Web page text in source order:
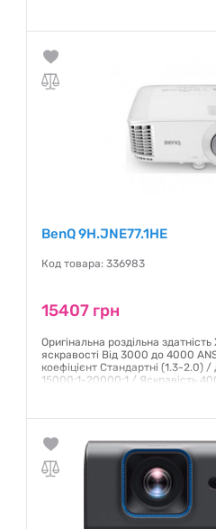
BenQ 9H.JNE77.1HE
Код товара: 336983
15407 грн
Оригінальна роздільна
яскравості Від 3000 до 4000
коефіцієнт Стандартні (1.3-2.0) /
15000:1-20000:1 / Яскравість